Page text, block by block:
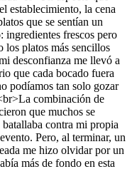
establecimiento, la cena
que se sentían un
frescos pero
los platos más sencillos
desconfianza me llevó a
que cada bocado fuera
podíamos tan solo gozar
combinación de
que muchos se
contra mi propia
Pero, al terminar, un
me hizo olvidar por un
más de fondo en esta